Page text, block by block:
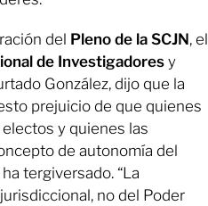
del Pleno de la SCJN, el
de Investigadores y
González, dijo que la
prejuicio de que quienes
y quienes las
de autonomía del
tergiversado. “La
no del Poder